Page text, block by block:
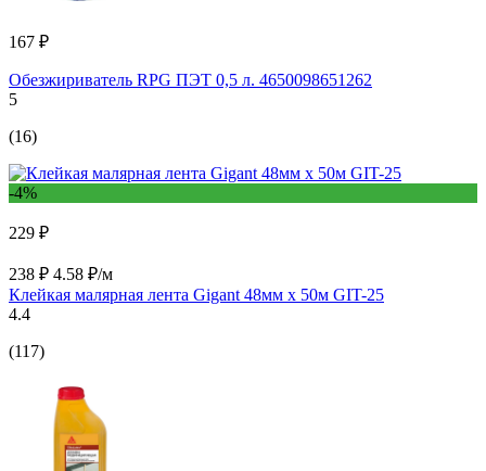
167 ₽
Обезжириватель RPG ПЭТ 0,5 л. 4650098651262
5
(16)
-4%
229 ₽
238 ₽ 4.58 ₽/м
Клейкая малярная лента Gigant 48мм x 50м GIT-25
4.4
(117)